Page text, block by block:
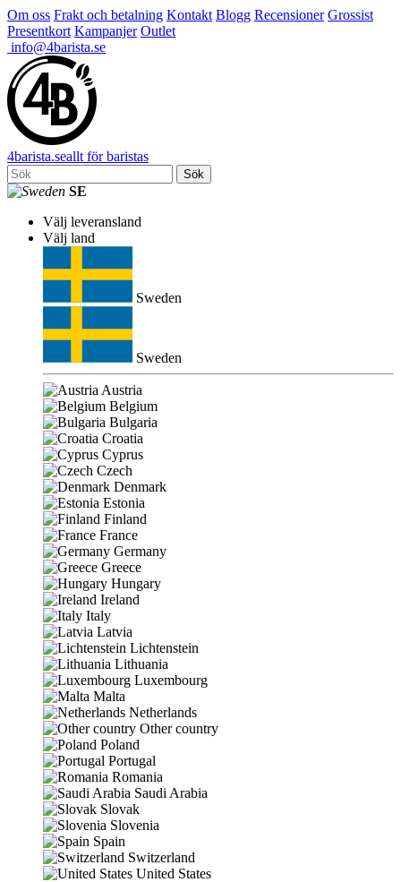
Om oss Frakt och betalning Kontakt Blogg Recensioner Grossist
Presentkort Kampanjer Outlet
info@4barista.se
4barista.seallt för baristas
Sök
SE
Välj leveransland
Välj land
Sweden
Sweden
Austria
Belgium
Bulgaria
Croatia
Cyprus
Czech
Denmark
Estonia
Finland
France
Germany
Greece
Hungary
Ireland
Italy
Latvia
Lichtenstein
Lithuania
Luxembourg
Malta
Netherlands
Other country
Poland
Portugal
Romania
Saudi Arabia
Slovak
Slovenia
Spain
Switzerland
United States